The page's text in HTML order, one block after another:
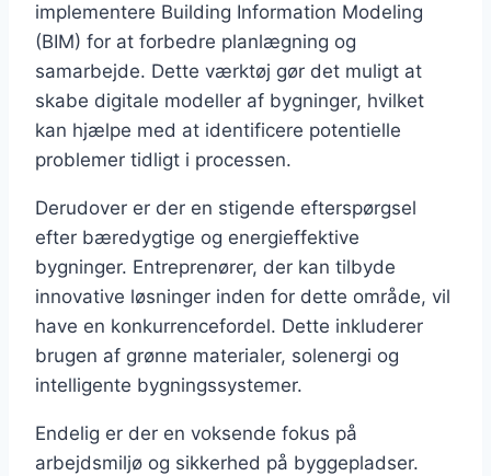
implementere Building Information Modeling
(BIM) for at forbedre planlægning og
samarbejde. Dette værktøj gør det muligt at
skabe digitale modeller af bygninger, hvilket
kan hjælpe med at identificere potentielle
problemer tidligt i processen.
Derudover er der en stigende efterspørgsel
efter bæredygtige og energieffektive
bygninger. Entreprenører, der kan tilbyde
innovative løsninger inden for dette område, vil
have en konkurrencefordel. Dette inkluderer
brugen af grønne materialer, solenergi og
intelligente bygningssystemer.
Endelig er der en voksende fokus på
arbejdsmiljø og sikkerhed på byggepladser.